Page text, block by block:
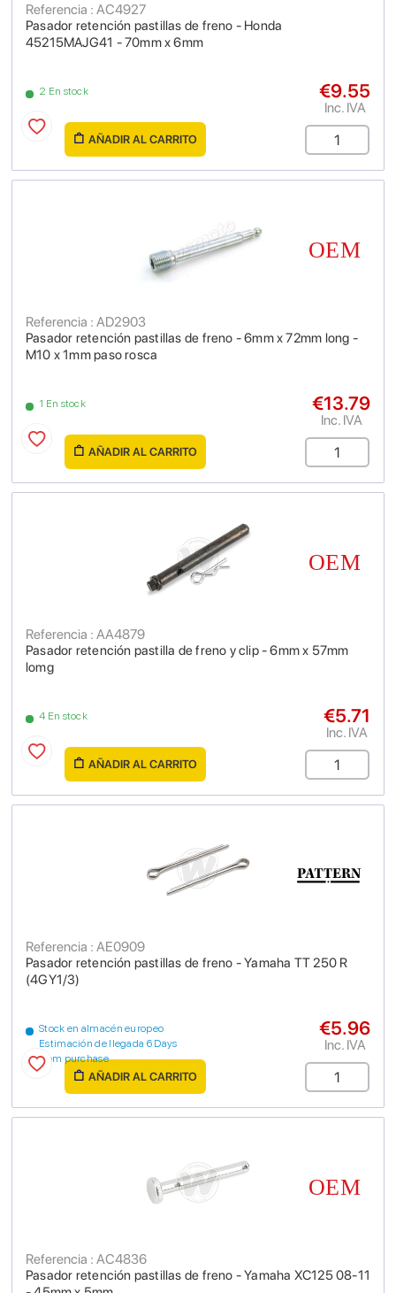
Pasador retención pastillas de freno - Honda
45215MAJG41 - 70mm x 6mm
Referencia : AC4927
2 En stock €9.55
Inc. IVA
AÑADIR AL CARRITO
Pasador retención pastillas de freno - 6mm x 72mm long -
M10 x 1mm paso rosca
Referencia : AD2903
1 En stock €13.79
Inc. IVA
AÑADIR AL CARRITO
Pasador retención pastilla de freno y clip - 6mm x 57mm
lomg
Referencia : AA4879
4 En stock €5.71
Inc. IVA
AÑADIR AL CARRITO
Pasador retención pastillas de freno - Yamaha TT 250 R
(4GY1/3)
Referencia : AE0909
Stock en almacén europeo
Estimación de llegada 6 Days
from purchase
€5.96
Inc. IVA
AÑADIR AL CARRITO
Pasador retención pastillas de freno - Yamaha XC125 08-11
Referencia : AC4836